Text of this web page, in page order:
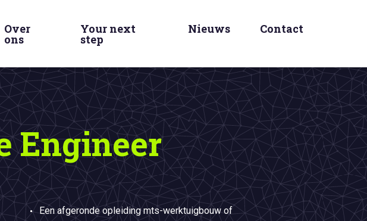
Over
ons
Your next
step
Nieuws Contact
Engineer
Een afgeronde opleiding mts-werktuigbouw of